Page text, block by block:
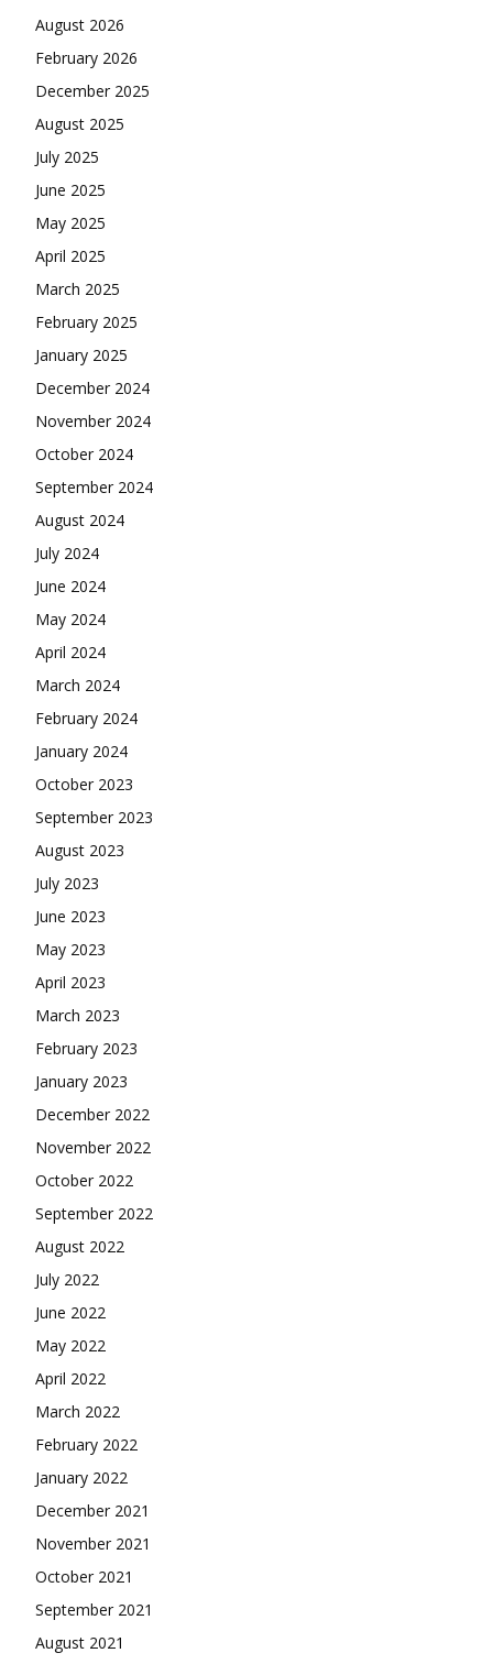
August 2026
February 2026
December 2025
August 2025
July 2025
June 2025
May 2025
April 2025
March 2025
February 2025
January 2025
December 2024
November 2024
October 2024
September 2024
August 2024
July 2024
June 2024
May 2024
April 2024
March 2024
February 2024
January 2024
October 2023
September 2023
August 2023
July 2023
June 2023
May 2023
April 2023
March 2023
February 2023
January 2023
December 2022
November 2022
October 2022
September 2022
August 2022
July 2022
June 2022
May 2022
April 2022
March 2022
February 2022
January 2022
December 2021
November 2021
October 2021
September 2021
August 2021